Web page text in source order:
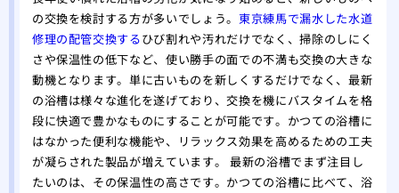
の交換を検討する方が多いでしょう。東京練馬で漏水した水道
修理の配管交換するひび割れや汚れだけでなく、掃除のしにく
さや保温性の低下など、使い勝手の面での不満も交換の大きな
動機となります。単に古いものを新しくするだけでなく、最新
の浴槽は様々な進化を遂げており、交換を機にバスタイムを格
段に快適で豊かなものにすることが可能です。かつての浴槽に
はなかった便利な機能や、リラックス効果を高めるための工夫
が凝らされた製品が増えています。 最新の浴槽でまず注目し
たいのは、その保温性の高さです。かつての浴槽に比べて、浴